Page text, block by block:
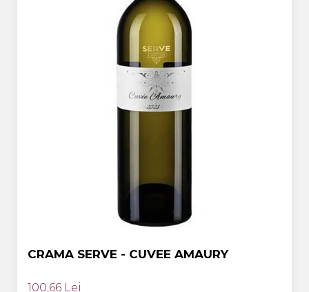
CRAMA SERVE - CUVEE AMAURY
100,66 Lei